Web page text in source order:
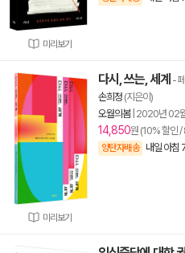
미리보기
미리보기
다시, 쓰는, 세계 -
손희정 (지은이)
오월의봄| 2020년 02
14,850원 (10% 할인
양탄자배송 내일 아침